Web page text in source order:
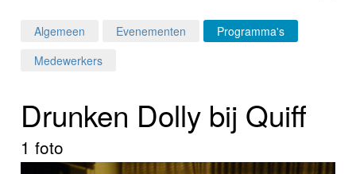
Programma's
Nieuws
Algemeen Evenementen
Programma's
Medewerkers
Drunken Dolly bij Quiff
1 foto